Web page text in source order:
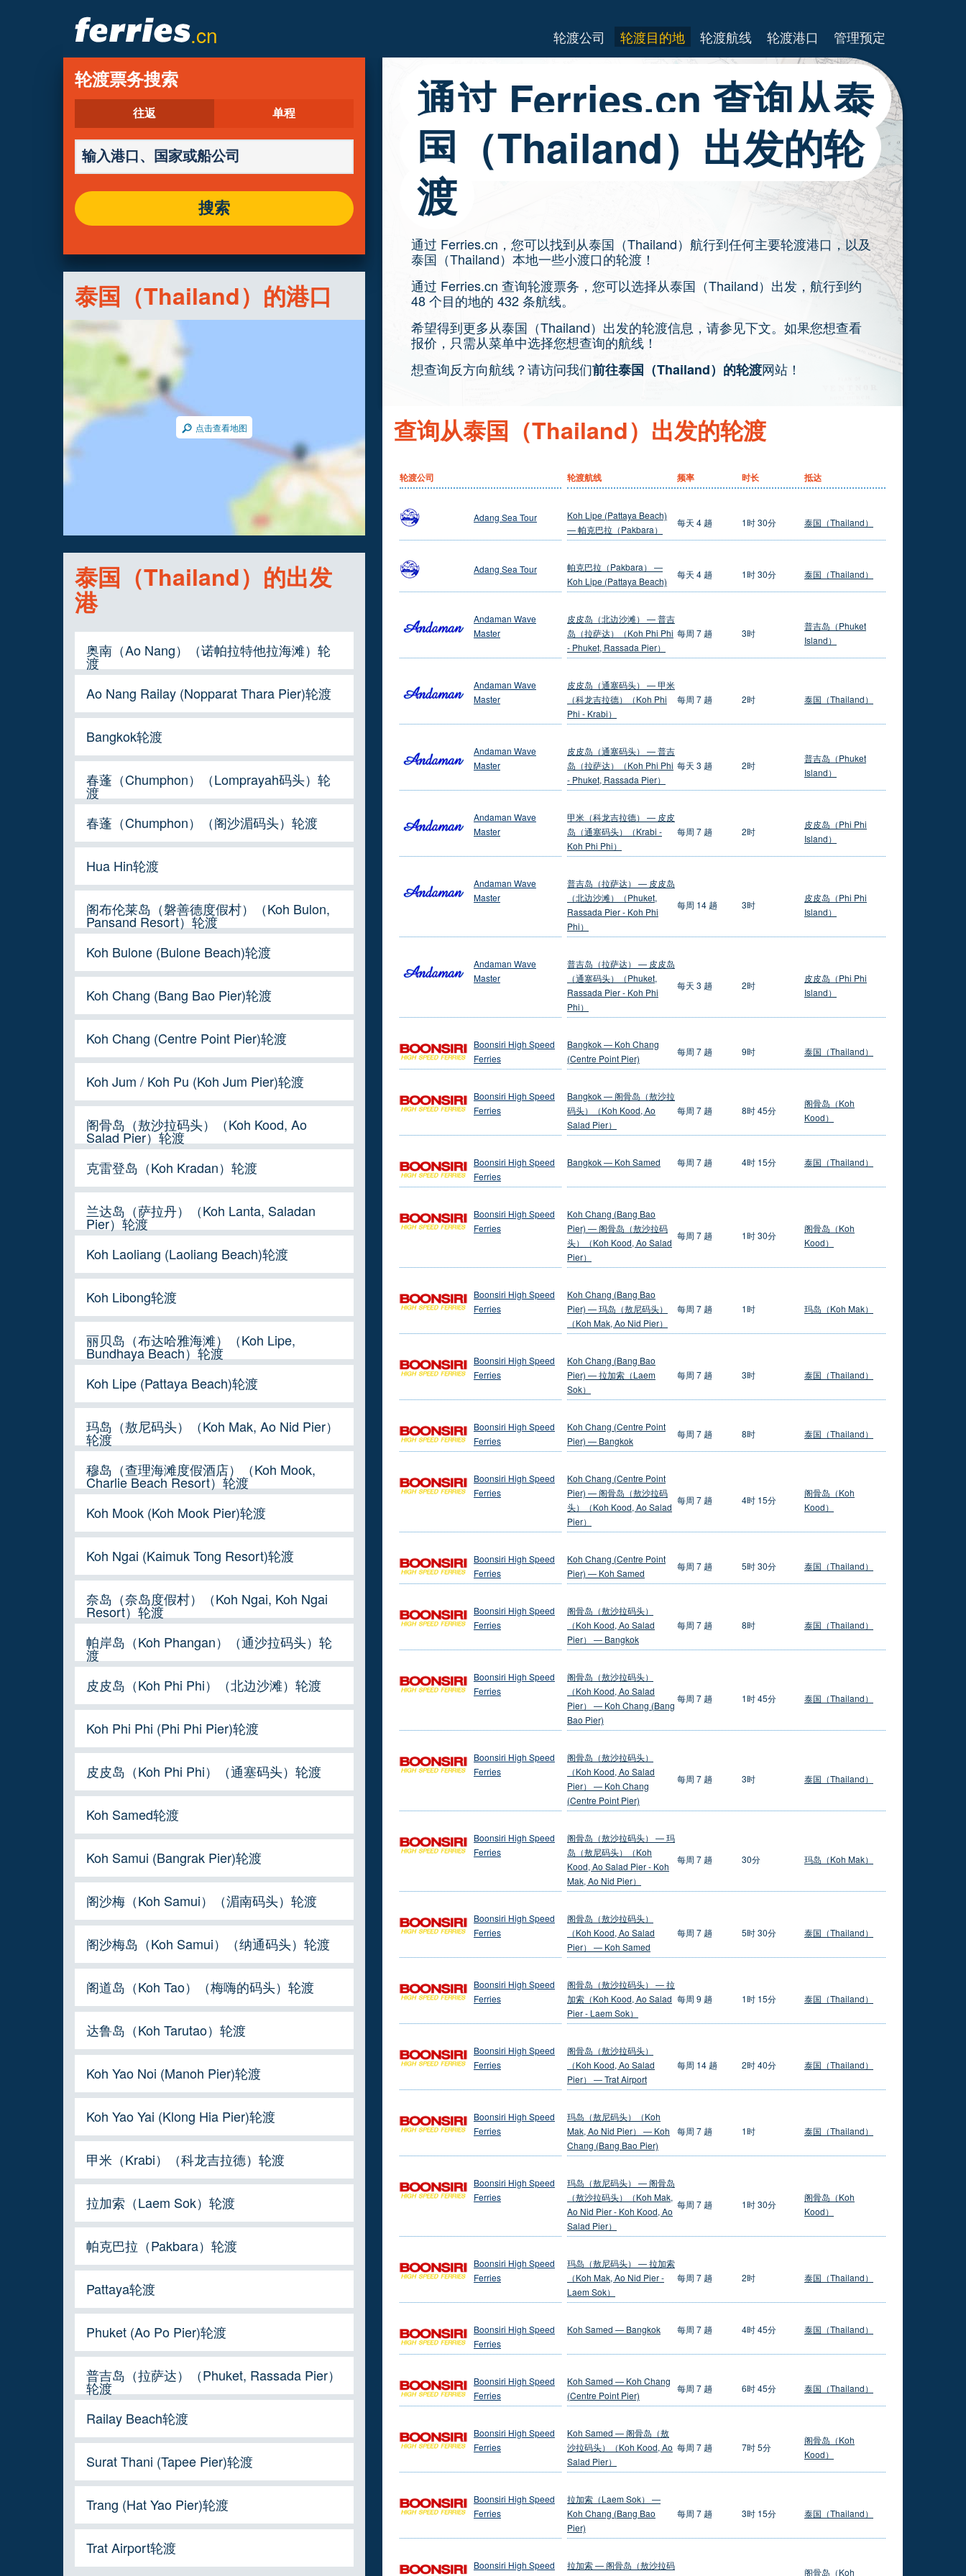
.cn 轮渡公司 轮渡目的地 轮渡航线 轮渡港口 管理预定
轮渡票务搜索
往返 单程
搜索
泰国（Thailand）的港口
点击查看地图
泰国（Thailand）的出发
港
奥南（Ao Nang）（诺帕拉特他拉海滩）轮
渡
Ao Nang Railay (Nopparat Thara Pier)轮渡
Bangkok轮渡
春蓬（Chumphon）（Lomprayah码头）轮
渡
春蓬（Chumphon）（阁沙湄码头）轮渡
Hua Hin轮渡
阁布伦莱岛（磐善德度假村）（Koh Bulon,
Pansand Resort）轮渡
Koh Bulone (Bulone Beach)轮渡
Koh Chang (Bang Bao Pier)轮渡
Koh Chang (Centre Point Pier)轮渡
Koh Jum / Koh Pu (Koh Jum Pier)轮渡
阁骨岛（敖沙拉码头）（Koh Kood, Ao
Salad Pier）轮渡
克雷登岛（Koh Kradan）轮渡
兰达岛（萨拉丹）（Koh Lanta, Saladan
Pier）轮渡
Koh Laoliang (Laoliang Beach)轮渡
Koh Libong轮渡
丽贝岛（布达哈雅海滩）（Koh Lipe,
Bundhaya Beach）轮渡
Koh Lipe (Pattaya Beach)轮渡
玛岛（敖尼码头）（Koh Mak, Ao Nid Pier）
轮渡
穆岛（查理海滩度假酒店）（Koh Mook,
Charlie Beach Resort）轮渡
Koh Mook (Koh Mook Pier)轮渡
Koh Ngai (Kaimuk Tong Resort)轮渡
奈岛（奈岛度假村）（Koh Ngai, Koh Ngai
Resort）轮渡
帕岸岛（Koh Phangan）（通沙拉码头）轮
渡
皮皮岛（Koh Phi Phi）（北边沙滩）轮渡
Koh Phi Phi (Phi Phi Pier)轮渡
皮皮岛（Koh Phi Phi）（通塞码头）轮渡
Koh Samed轮渡
Koh Samui (Bangrak Pier)轮渡
阁沙梅（Koh Samui）（湄南码头）轮渡
阁沙梅岛（Koh Samui）（纳通码头）轮渡
阁道岛（Koh Tao）（梅嗨的码头）轮渡
达鲁岛（Koh Tarutao）轮渡
Koh Yao Noi (Manoh Pier)轮渡
Koh Yao Yai (Klong Hia Pier)轮渡
甲米（Krabi）（科龙吉拉德）轮渡
拉加索（Laem Sok）轮渡
帕克巴拉（Pakbara）轮渡
Pattaya轮渡
Phuket (Ao Po Pier)轮渡
普吉岛（拉萨达）（Phuket, Rassada Pier）
轮渡
Railay Beach轮渡
Surat Thani (Tapee Pier)轮渡
Trang (Hat Yao Pier)轮渡
Trat Airport轮渡
通过 Ferries.cn 查询从泰
国（Thailand）出发的轮
渡
通过 Ferries.cn，您可以找到从泰国（Thailand）航行到任何主要轮渡港口，以及
泰国（Thailand）本地一些小渡口的轮渡！
通过 Ferries.cn 查询轮渡票务，您可以选择从泰国（Thailand）出发，航行到约
48 个目的地的 432 条航线。
希望得到更多从泰国（Thailand）出发的轮渡信息，请参见下文。如果您想查看
报价，只需从菜单中选择您想查询的航线！
想查询反方向航线？请访问我们前往泰国（Thailand）的轮渡网站！
查询从泰国（Thailand）出发的轮渡
轮渡公司 轮渡航线 频率 时长 抵达
Adang Sea Tour
Koh Lipe (Pattaya Beach)
— 帕克巴拉（Pakbara）
每天 4 趟 1时 30分 泰国（Thailand）
Adang Sea Tour
帕克巴拉（Pakbara） —
Koh Lipe (Pattaya Beach)
每天 4 趟 1时 30分 泰国（Thailand）
Andaman Wave
Master
皮皮岛（北边沙滩） — 普吉
岛（拉萨达）（Koh Phi Phi
- Phuket, Rassada Pier）
每周 7 趟 3时
普吉岛（Phuket
Island）
Andaman Wave
Master
皮皮岛（通塞码头） — 甲米
（科龙吉拉德）（Koh Phi
Phi - Krabi）
每周 7 趟 2时 泰国（Thailand）
Andaman Wave
Master
皮皮岛（通塞码头） — 普吉
岛（拉萨达）（Koh Phi Phi
- Phuket, Rassada Pier）
每天 3 趟 2时
普吉岛（Phuket
Island）
Andaman Wave
Master
甲米（科龙吉拉德） — 皮皮
岛（通塞码头）（Krabi -
Koh Phi Phi）
每周 7 趟 2时
皮皮岛（Phi Phi
Island）
Andaman Wave
Master
普吉岛（拉萨达） — 皮皮岛
（北边沙滩）（Phuket,
Rassada Pier - Koh Phi
Phi）
每周 14 趟 3时
皮皮岛（Phi Phi
Island）
Andaman Wave
Master
普吉岛（拉萨达） — 皮皮岛
（通塞码头）（Phuket,
Rassada Pier - Koh Phi
Phi）
每天 3 趟 2时
皮皮岛（Phi Phi
Island）
Boonsiri High Speed
Ferries
Bangkok — Koh Chang
(Centre Point Pier)
每周 7 趟 9时 泰国（Thailand）
Boonsiri High Speed
Ferries
Bangkok — 阁骨岛（敖沙拉
码头）（Koh Kood, Ao
Salad Pier）
每周 7 趟 8时 45分
阁骨岛（Koh
Kood）
Boonsiri High Speed
Ferries
Bangkok — Koh Samed 每周 7 趟 4时 15分 泰国（Thailand）
Boonsiri High Speed
Ferries
Koh Chang (Bang Bao
Pier) — 阁骨岛（敖沙拉码
头）（Koh Kood, Ao Salad
Pier）
每周 7 趟 1时 30分
阁骨岛（Koh
Kood）
Boonsiri High Speed
Ferries
Koh Chang (Bang Bao
Pier) — 玛岛（敖尼码头）
（Koh Mak, Ao Nid Pier）
每周 7 趟 1时 玛岛（Koh Mak）
Boonsiri High Speed
Ferries
Koh Chang (Bang Bao
Pier) — 拉加索（Laem
Sok）
每周 7 趟 3时 泰国（Thailand）
Boonsiri High Speed
Ferries
Koh Chang (Centre Point
Pier) — Bangkok
每周 7 趟 8时 泰国（Thailand）
Boonsiri High Speed
Ferries
Koh Chang (Centre Point
Pier) — 阁骨岛（敖沙拉码
头）（Koh Kood, Ao Salad
Pier）
每周 7 趟 4时 15分
阁骨岛（Koh
Kood）
Boonsiri High Speed
Ferries
Koh Chang (Centre Point
Pier) — Koh Samed
每周 7 趟 5时 30分 泰国（Thailand）
Boonsiri High Speed
Ferries
阁骨岛（敖沙拉码头）
（Koh Kood, Ao Salad
Pier） — Bangkok
每周 7 趟 8时 泰国（Thailand）
Boonsiri High Speed
Ferries
阁骨岛（敖沙拉码头）
（Koh Kood, Ao Salad
Pier） — Koh Chang (Bang
Bao Pier)
每周 7 趟 1时 45分 泰国（Thailand）
Boonsiri High Speed
Ferries
阁骨岛（敖沙拉码头）
（Koh Kood, Ao Salad
Pier） — Koh Chang
(Centre Point Pier)
每周 7 趟 3时 泰国（Thailand）
Boonsiri High Speed
Ferries
阁骨岛（敖沙拉码头） — 玛
岛（敖尼码头）（Koh
Kood, Ao Salad Pier - Koh
Mak, Ao Nid Pier）
每周 7 趟 30分 玛岛（Koh Mak）
Boonsiri High Speed
Ferries
阁骨岛（敖沙拉码头）
（Koh Kood, Ao Salad
Pier） — Koh Samed
每周 7 趟 5时 30分 泰国（Thailand）
Boonsiri High Speed
Ferries
阁骨岛（敖沙拉码头） — 拉
加索（Koh Kood, Ao Salad
Pier - Laem Sok）
每周 9 趟 1时 15分 泰国（Thailand）
Boonsiri High Speed
Ferries
阁骨岛（敖沙拉码头）
（Koh Kood, Ao Salad
Pier） — Trat Airport
每周 14 趟 2时 40分 泰国（Thailand）
Boonsiri High Speed
Ferries
玛岛（敖尼码头）（Koh
Mak, Ao Nid Pier） — Koh
Chang (Bang Bao Pier)
每周 7 趟 1时 泰国（Thailand）
Boonsiri High Speed
Ferries
玛岛（敖尼码头） — 阁骨岛
（敖沙拉码头）（Koh Mak,
Ao Nid Pier - Koh Kood, Ao
Salad Pier）
每周 7 趟 1时 30分
阁骨岛（Koh
Kood）
Boonsiri High Speed
Ferries
玛岛（敖尼码头） — 拉加索
（Koh Mak, Ao Nid Pier -
Laem Sok）
每周 7 趟 2时 泰国（Thailand）
Boonsiri High Speed
Ferries
Koh Samed — Bangkok 每周 7 趟 4时 45分 泰国（Thailand）
Boonsiri High Speed
Ferries
Koh Samed — Koh Chang
(Centre Point Pier)
每周 7 趟 6时 45分 泰国（Thailand）
Boonsiri High Speed
Ferries
Koh Samed — 阁骨岛（敖
沙拉码头）（Koh Kood, Ao
Salad Pier）
每周 7 趟 7时 5分
阁骨岛（Koh
Kood）
Boonsiri High Speed
Ferries
拉加索（Laem Sok） —
Koh Chang (Bang Bao
Pier)
每周 7 趟 3时 15分 泰国（Thailand）
Boonsiri High Speed
拉加索 — 阁骨岛（敖沙拉码
阁骨岛（Koh